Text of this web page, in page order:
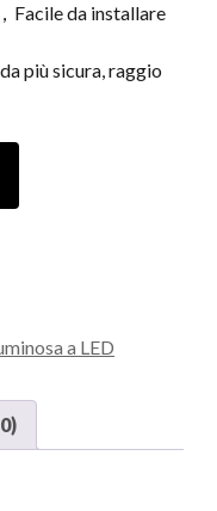
Facile da installare
più sicura, raggio
a LED